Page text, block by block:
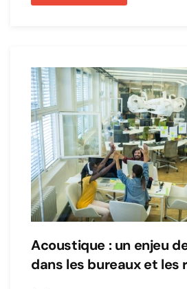
Acoustique : un enjeu
dans les bureaux et les